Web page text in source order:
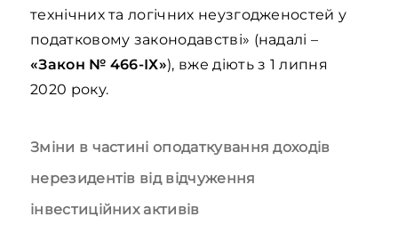
технічних та логічних неузгодженостей у
податковому законодавстві» (надалі –
«Закон № 466-ІХ»), вже діють з 1 липня
2020 року.
Зміни в частині оподаткування доходів
нерезидентів від відчуження
інвестиційних активів